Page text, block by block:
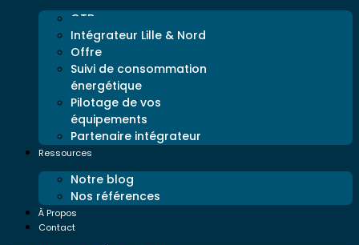
GTB
Intégrateur Lille & Nord
Offre
Suivi de consommation
énergétique
Pilotage de vos
équipements
Partenaire intégrateur
Ressources
Notre blog
Nos références
À Propos
Contact